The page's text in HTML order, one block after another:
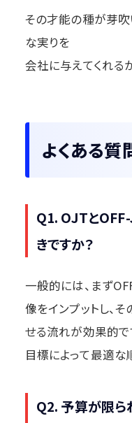
その才能の種が芽吹
な実りを
会社に与えてくれる
よくある質
Q1. OJTと
きですか？
一般的には、まず
像をインプットし、
せる流れが効果的で
目標によって最適な
Q2. 予算が限ら